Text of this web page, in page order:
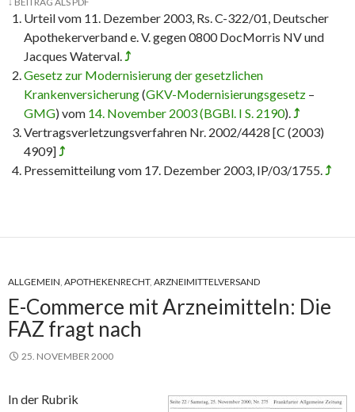
Urteil vom 11. Dezember 2003, Rs. C-322/01, Deutscher
Apothekerverband e. V. gegen 0800 DocMorris NV und
Jacques Waterval.⤴
Gesetz zur Modernisierung der gesetzlichen
Krankenversicherung(GKV-Modernisierungsgesetz –
GMG) vom 14. November 2003 (BGBl. I S. 2190).⤴
Vertragsverletzungsverfahren Nr. 2002/4428 [C (2003)
4909]⤴
Pressemitteilung vom 17. Dezember 2003, IP/03/1755.⤴
ALLGEMEIN, APOTHEKENRECHT, ARZNEIMITTELVERSAND
E-Commerce mit Arzneimitteln: Die
FAZ fragt nach
25. NOVEMBER 2000
In der Rubrik